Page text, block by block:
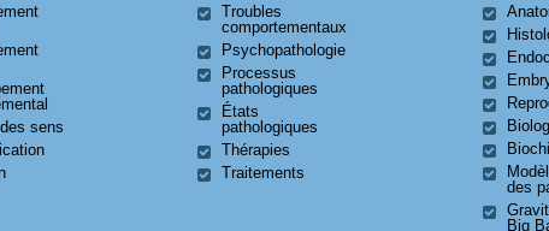
sens
Troubles
comportementaux
Psychopathologie
Processus
pathologiques
États
pathologiques
Thérapies
Traitements
des
Big